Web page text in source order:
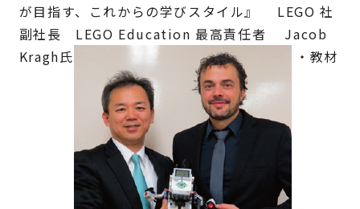
が目指す、これからの学びスタイル』 LEGO 社
副社長 LEGO Education 最高責任者 Jacob
Kragh氏
・教材